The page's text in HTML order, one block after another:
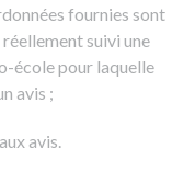
fournies sont
suivi une
école pour laquelle
avis ;
avis.